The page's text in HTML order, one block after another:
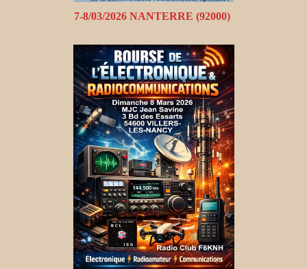
7-8/03/2026 NANTERRE (92000)